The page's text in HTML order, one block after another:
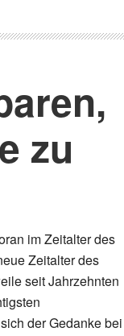
zu
im Zeitalter des
Zeitalter des
seit Jahrzehnten
der Gedanke bei